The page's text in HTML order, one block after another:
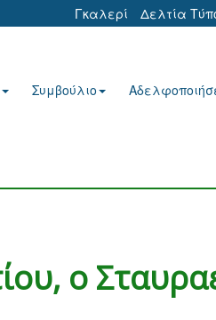
Γκαλερί Δελτία
Συμβούλιο
ο